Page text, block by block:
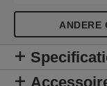
ANDERE